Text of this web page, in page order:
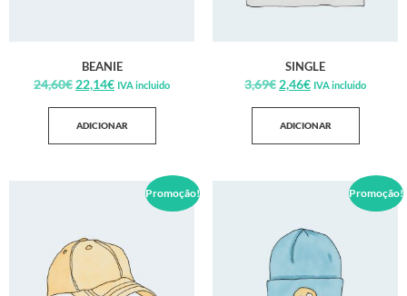
BEANIE
24,60€ 22,14€ IVA incluido
ADICIONAR
SINGLE
3,69€ 2,46€ IVA incluido
ADICIONAR
Promoção! Promoção!